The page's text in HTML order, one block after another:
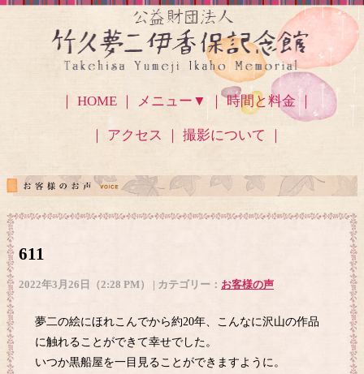
｜ HOME ｜ メニュー▼ ｜ 時間と料金 ｜
｜ アクセス ｜ 撮影について ｜
611
2022年3月26日（2:28 PM） | カテゴリー： お客様の声
夢二の絵にほれこんでから約20年、こんなに沢山の作品
に触れることができて幸せでした。
いつか黒船屋を一目見ることができますように。